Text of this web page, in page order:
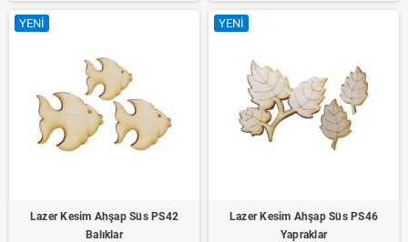
YENI
Lazer Kesim Ahşap Süs PS42
Balıklar
YENI
Lazer Kesim Ahşap Süs PS46
Yapraklar